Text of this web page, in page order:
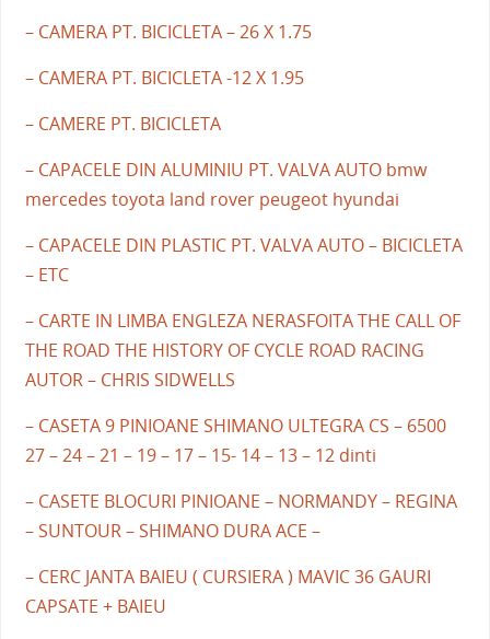
– CAMERA PT. BICICLETA – 26 X 1.75
– CAMERA PT. BICICLETA -12 X 1.95
– CAMERE PT. BICICLETA
– CAPACELE DIN ALUMINIU PT. VALVA AUTO bmw
mercedes toyota land rover peugeot hyundai
– CAPACELE DIN PLASTIC PT. VALVA AUTO – BICICLETA
– ETC
– CARTE IN LIMBA ENGLEZA NERASFOITA THE CALL OF
THE ROAD THE HISTORY OF CYCLE ROAD RACING
AUTOR – CHRIS SIDWELLS
– CASETA 9 PINIOANE SHIMANO ULTEGRA CS – 6500
27 – 24 – 21 – 19 – 17 – 15- 14 – 13 – 12 dinti
– CASETE BLOCURI PINIOANE – NORMANDY – REGINA
– SUNTOUR – SHIMANO DURA ACE –
– CERC JANTA BAIEU ( CURSIERA ) MAVIC 36 GAURI
CAPSATE + BAIEU